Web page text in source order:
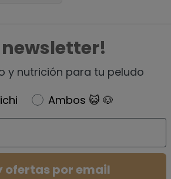
newsletter!
y nutrición para tu peludo
Ambos 😺 🐶
ofertas por email